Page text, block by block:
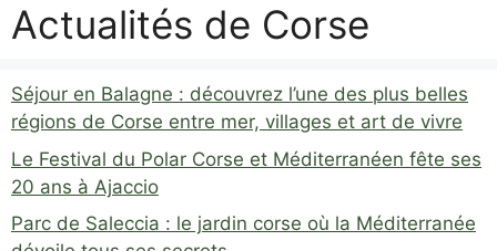
Actualités de Corse
Séjour en Balagne : découvrez l’une des plus belles
régions de Corse entre mer, villages et art de vivre
Le Festival du Polar Corse et Méditerranéen fête ses
20 ans à Ajaccio
Parc de Saleccia : le jardin corse où la Méditerranée